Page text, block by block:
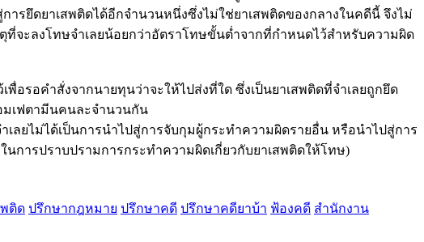
รยึดยาเสพติดได้อีกจำนวนหนึ่งซึ่งไม่ใช่ยาเสพติดของกลางในคดีนี้ จึงไม่
ที่จะลงโทษจำเลยน้อยกว่าอัตราโทษขั้นต่ำจากที่กำหนดไว้สำหรับความผิด
พื่อรอคำสั่งจากนายทุนว่าจะให้ไปส่งที่ใด ซึ่งเป็นยาเสพติดที่จำเลยถูกยึด
มเฟตามีนคนละจำนวนกัน
ลยไม่ได้เป็นการนำไปสู่การจับกุมผู้กระทำความผิดรายอื่น หรือนำไปสู่การ
การปราบปรามการกระทำความผิดเกี่ยวกับยาเสพติดให้โทษ)
ติด ปรึกษากฎหมาย ปรึกษาคดี ปรึกษาคดียาบ้า ฟ้องคดี สำนักงาน